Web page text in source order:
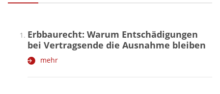
Erbbaurecht: Warum Entschädigungen
bei Vertragsende die Ausnahme bleiben
mehr